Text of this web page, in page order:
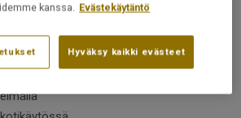
/ 05-35-125)
puukuosit
kanssa. Evästekäytäntö
Hyväksy kaikki evästeet